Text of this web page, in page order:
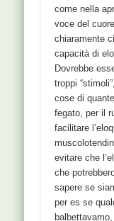
come nella
voce del
chiaramente
capacità di
Dovrebbe
troppi
cose di
fegato, per il
facilitare
evitare che
che
sapere se
per es se